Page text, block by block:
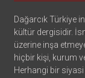
Dağarcık Türkiye
kültür dergisidir.
üzerine inşa
hiçbir kişi, kurum
Herhangi bir siyasi